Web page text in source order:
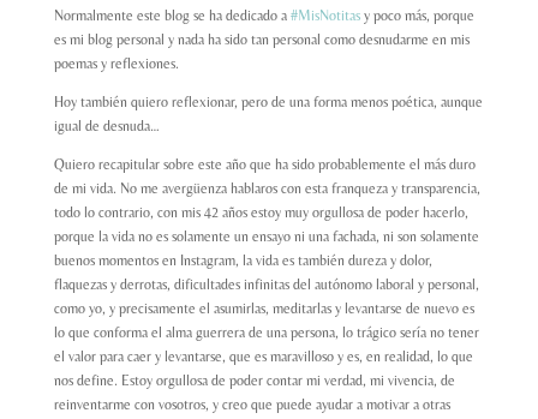
Normalmente este blog se ha dedicado a #MisNotitasy poco más, porque
es mi blog personal y nada ha sido tan personal como desnudarme en mis
poemas y reflexiones.
Hoy también quiero reflexionar, pero de una forma menos poética, aunque
igual de desnuda…
Quiero recapitular sobre este año que ha sido probablemente el más duro
de mi vida. No me avergüenza hablaros con esta franqueza y transparencia,
todo lo contrario, con mis 42 años estoy muy orgullosa de poder hacerlo,
porque la vida no es solamente un ensayo ni una fachada, ni son solamente
buenos momentos en Instagram, la vida es también dureza y dolor,
flaquezas y derrotas, dificultades infinitas del autónomo laboral y personal,
como yo, y precisamente el asumirlas, meditarlas y levantarse de nuevo es
lo que conforma el alma guerrera de una persona, lo trágico sería no tener
el valor para caer y levantarse, que es maravilloso y es, en realidad, lo que
nos define. Estoy orgullosa de poder contar mi verdad, mi vivencia, de
reinventarme con vosotros, y creo que puede ayudar a motivar a otras